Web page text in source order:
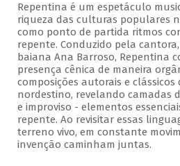
Repentina é um espetáculo
riqueza das culturas populares
como ponto de partida ritmos
repente. Conduzido pela
baiana Ana Barroso, Repentina
presença cênica de maneira
composições autorais e clássicos
nordestino, revelando camadas
e improviso - elementos
repente. Ao revisitar essas
terreno vivo, em constante
invenção caminham juntas.